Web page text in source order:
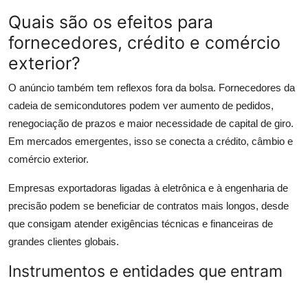
Quais são os efeitos para
fornecedores, crédito e comércio
exterior?
O anúncio também tem reflexos fora da bolsa. Fornecedores da
cadeia de semicondutores podem ver aumento de pedidos,
renegociação de prazos e maior necessidade de capital de giro.
Em mercados emergentes, isso se conecta a crédito, câmbio e
comércio exterior.
Empresas exportadoras ligadas à eletrônica e à engenharia de
precisão podem se beneficiar de contratos mais longos, desde
que consigam atender exigências técnicas e financeiras de
grandes clientes globais.
Instrumentos e entidades que entram